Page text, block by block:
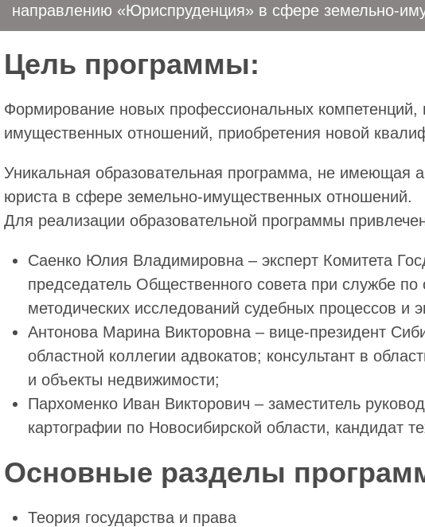
направлению «Юриспруденция» в сфере земельно-
Цель программы:
Формирование новых профессиональных
имущественных отношений, приобретения новой
Уникальная образовательная программа, не имеющая
юриста в сфере земельно-имущественных отношений.
Для реализации образовательной программы
Саенко Юлия Владимировна – эксперт Комитета
председатель Общественного совета при службе
методических исследований судебных процессов и
Антонова Марина Викторовна – вице-президент
областной коллегии адвокатов; консультант в
и объекты недвижимости;
Пархоменко Иван Викторович – заместитель
картографии по Новосибирской области, кандидат
Основные разделы
Теория государства и права